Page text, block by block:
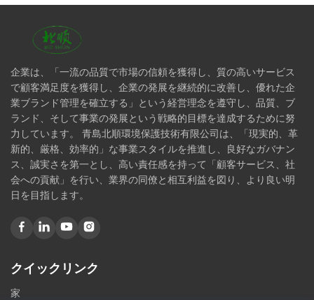
企業は、「一流の品質で市場の信頼を獲得し、質の高いサービス
で顧客満足度を獲得し、企業の発展を継続的に改善し、優れた企
業ブランド管理を確立する」という経営理念を遵守し、品質、ブ
ランド、そして事業の発展という戦略的目標を達成するために努
力しています。 青島北順環境保護技術有限公司は、「現実的、革
新的、厳格、効率的」な事業スタイルを推進し、良好なガバナン
ス、誠実さを第一とし、高い責任感を持って「顧客サービス、社
会への貢献」を行い、業界の同僚と相互利益を図り、より良い明
日を目指します。
クイックリンク
家